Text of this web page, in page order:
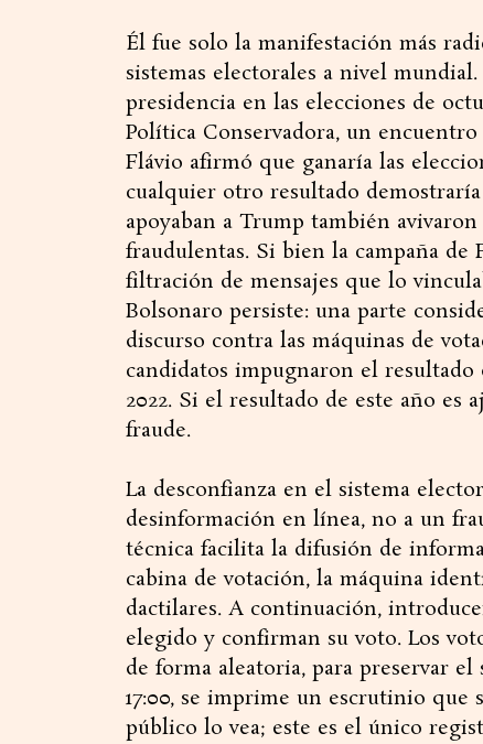
Él fue solo la manifestación más
sistemas electorales a nivel
presidencia en las elecciones de
Política Conservadora, un
Flávio afirmó que ganaría las
cualquier otro resultado
apoyaban a Trump también
fraudulentas. Si bien la campaña
filtración de mensajes que lo
Bolsonaro persiste: una parte
discurso contra las máquinas de
candidatos impugnaron el resultado
2022. Si el resultado de este año
fraude.
La desconfianza en el sistema
desinformación en línea, no a un
técnica facilita la difusión de
cabina de votación, la máquina
dactilares. A continuación,
elegido y confirman su voto. Los
de forma aleatoria, para preservar
17:00, se imprime un escrutinio
público lo vea; este es el único